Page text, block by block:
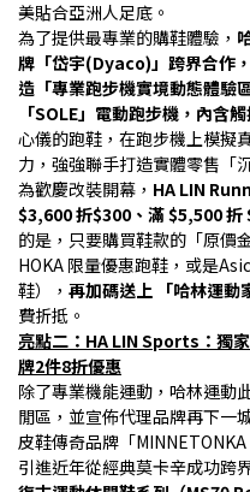
美貼合亞洲人足底。
為了提供最專業的購鞋體驗，
牌「岱宇(Dyaco)」跨界合作
造「專業跑步機實境動態體驗
「SOLE」電動跑步機，內含
心儀的跑鞋，在跑步機上模擬
力，強強聯手打造實體零售「
為歡慶改裝開幕， HA LIN
$3,600 折$300、滿 $5,500 折
的是，只要購買鞋款的「原價
HOKA 限量優惠跑鞋，或是
鞋）， 再加碼送上 「哈林運動
費折抵。
亮點二：HA LIN Sports：獨
牌2件8折優惠
除了專業機能運動，哈林運動
閒區，並宣佈代理品牌再下一
皮鞋傳奇品牌「
引進近年從經典莫卡辛成功